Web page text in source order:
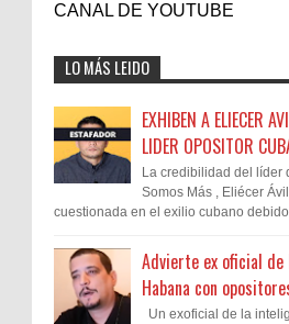
CANAL DE YOUTUBE
LO MÁS LEIDO
EXHIBEN A ELIECER
LIDER OPOSITOR
La credibilidad del líder
Somos Más , Eliécer
cuestionada en el exilio cubano
Advierte ex oficial
Habana con
Un exoficial de la